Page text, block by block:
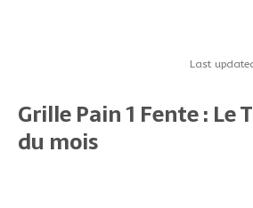
Last
Grille Pain 1 Fente : Le
du mois